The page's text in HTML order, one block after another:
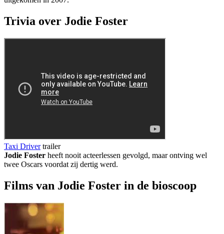
Trivia over Jodie Foster
Taxi Drivertrailer
Jodie Foster heeft nooit acteerlessen gevolgd, maar ontving wel
twee Oscars voordat zij dertig werd.
Films van Jodie Foster in de bioscoop